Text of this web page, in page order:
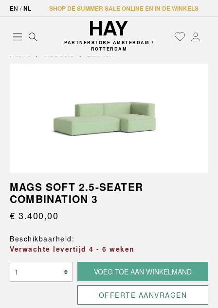
EN / NL SHOP DE SUMMER SALE ONLINE EN IN DE WINKELS
PARTNERSTORE AMSTERDAM /
ROTTERDAM
Home Meubels Banken
MAGS SOFT 2.5-SEATER
COMBINATION 3
€ 3.400,00
Beschikbaarheid:
Verwachte levertijd 4 - 6 weken
VOEG TOE AAN WINKELMAND
OFFERTE AANVRAGEN